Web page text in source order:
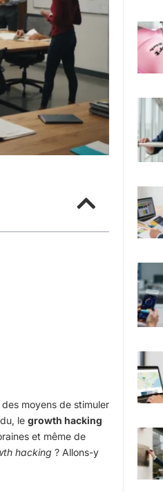
moyens de stimuler
le growth hacking
et même de
hacking ? Allons-y